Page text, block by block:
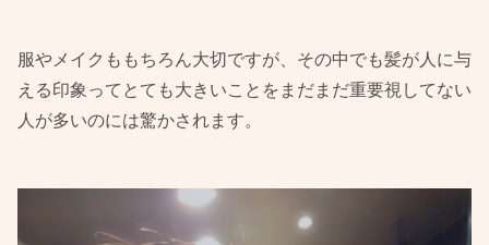
服やメイクももちろん大切ですが、その中でも髪が人に与
える印象ってとても大きいことをまだまだ重要視してない
人が多いのには驚かされます。